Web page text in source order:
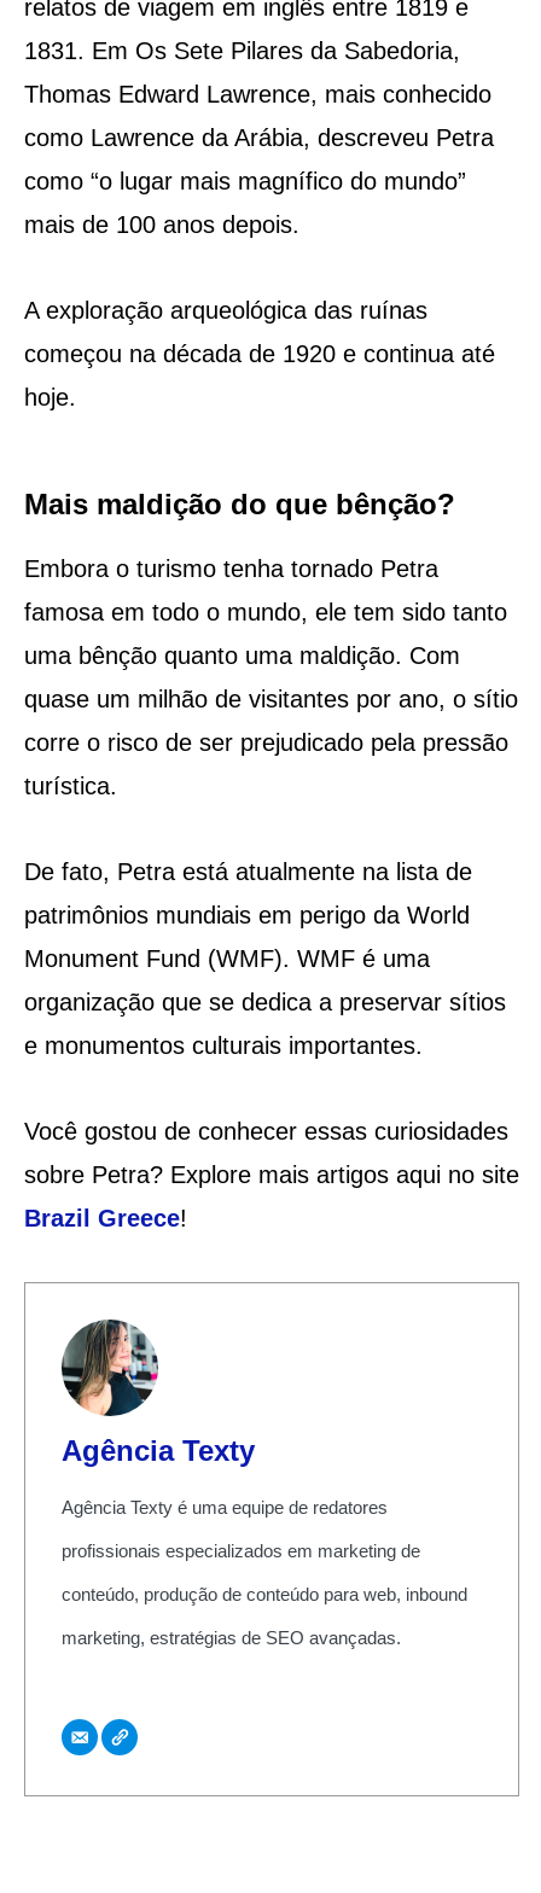
relatos de viagem em inglês entre 1819 e
1831. Em Os Sete Pilares da Sabedoria,
Thomas Edward Lawrence, mais conhecido
como Lawrence da Arábia, descreveu Petra
como “o lugar mais magnífico do mundo”
mais de 100 anos depois.
A exploração arqueológica das ruínas
começou na década de 1920 e continua até
hoje.
Mais maldição do que bênção?
Embora o turismo tenha tornado Petra
famosa em todo o mundo, ele tem sido tanto
uma bênção quanto uma maldição. Com
quase um milhão de visitantes por ano, o sítio
corre o risco de ser prejudicado pela pressão
turística.
De fato, Petra está atualmente na lista de
patrimônios mundiais em perigo da World
Monument Fund (WMF). WMF é uma
organização que se dedica a preservar sítios
e monumentos culturais importantes.
Você gostou de conhecer essas curiosidades
sobre Petra? Explore mais artigos aqui no site
Brazil Greece!
Agência Texty
Agência Texty é uma equipe de redatores
profissionais especializados em marketing de
conteúdo, produção de conteúdo para web, inbound
marketing, estratégias de SEO avançadas.